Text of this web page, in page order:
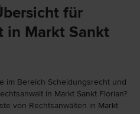
für
in Markt Sankt
im Bereich Scheidungsrecht und
in Markt Sankt Florian?
von Rechtsanwälten in Markt